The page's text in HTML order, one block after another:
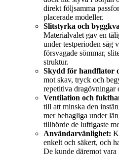
direkt följsamma
placerade modeller.
Slitstyrka och
Materialvalet gav en
under testperioden såg
försvagade sömmar,
struktur.
Skydd för handflator
mot skav, tryck och
repetitiva dragövningar
Ventilation och
till att minska den
mer behagliga under
tillhörde de luftigaste
Användarvänlighet:
enkelt och säkert, och
De kunde däremot